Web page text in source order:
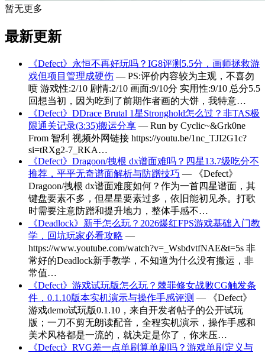
暂无更多
最新更新
《Defect》永恒不再好玩吗？IG8评测5.5分，画师拯救游
戏但项目管理成硬伤 — PS:评价内容较为主观，不喜勿
喷 游戏性:2/10 剧情:2/10 画面:9/10分 实用性:9/10 总分5.5
回想当初，因为吃到了前期作者画的大饼，我特意…
《Defect》DDrace Brutal 1星Stronghold怎么过？非TAS极
限通关记录(3:35)搬运分享 — Run by Cyclic~&Grk0ne
From 智利 视频外网链接 https://youtu.be/1nc_TJI2G1c?
si=tRXg2-7_RKA…
《Defect》Dragoon/拽根 dx谱面难吗？四星13.7级吃分不
推荐，平平无奇谱面解析与防蹭技巧 — 《Defect》
Dragoon/拽根 dx谱面难度如何？作为一首四星谱面，其
键盘要素不多，但星星要素过多，依旧能初见杀。打歌
时需要注意防蹭和提升地力，整体手感不…
《Deadlock》新手怎么玩？2026爆红FPS游戏基础入门教
学，回坑玩家必看攻略 —
https://www.youtube.com/watch?v=_WsbdvtfNAE&t=5s 非
常好的Deadlock新手教学，不知道为什么没有搬运，非
常值…
《Defect》游戏试玩版怎么玩？棘罪修女战败CG触发条
件，0.1.10版本实机演示与操作手感评测 — 《Defect》
游戏demo试玩版0.1.10，来自开发者帖子的公开试玩
版；一刀不剪无朗读配音，全程实机演示，操作手感和
美术风格都是一流的，就决定是你了，你来压…
《Defect》RVG差一点单刷算单刷吗？游戏单刷定义与